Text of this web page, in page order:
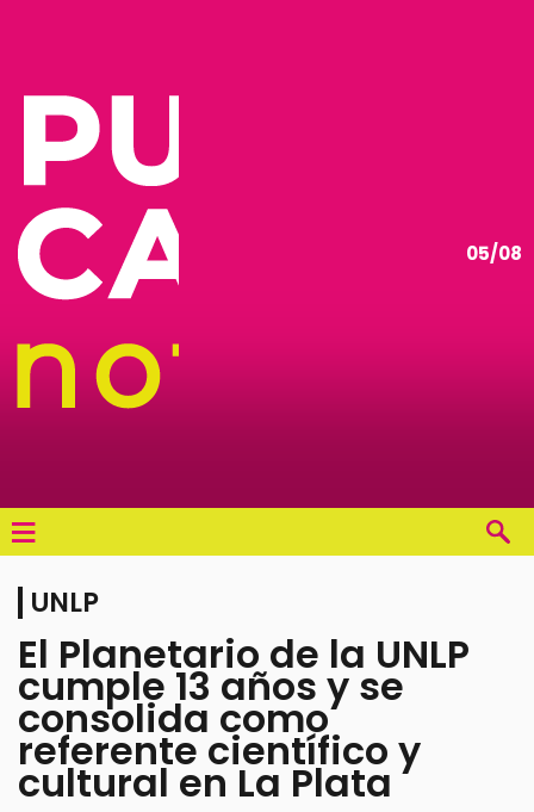
05/08
≡
UNLP
El Planetario de la UNLP
cumple 13 años y se
consolida como
referente científico y
cultural en La Plata